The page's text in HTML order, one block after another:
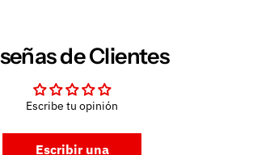
de Clientes
Escribe tu opinión
Escribir una